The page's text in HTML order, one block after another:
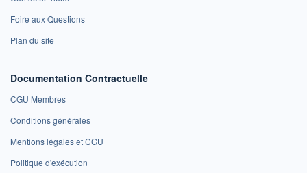
Foire aux Questions
Plan du site
Documentation Contractuelle
CGU Membres
Conditions générales
Mentions légales et CGU
Politique d'exécution